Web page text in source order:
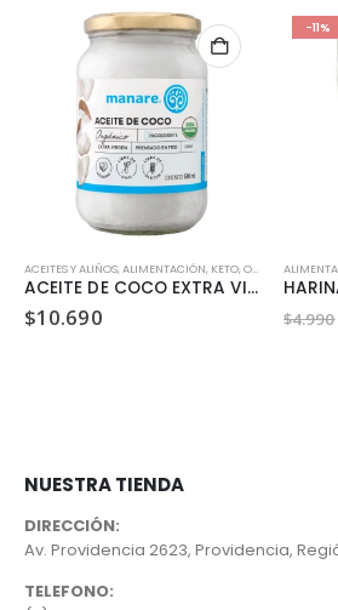
ACEITES Y ALIÑOS,ALIMENTACIÓN, KETO,ORGÁNICO ,SIN
ACEITE DE COCO EXTRA VIRGEN ORGANICO MANARE 500ML
$10.690
-11%
$4.990
NUESTRA TIENDA
DIRECCIÓN:
Av. Providencia 2623, Providencia,
TELEFONO: